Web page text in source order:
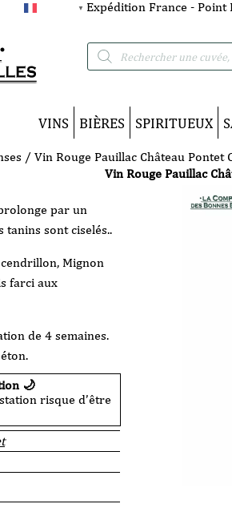
▼ Expédition France -
Recherche
de
VINS BIÈRES SPIRITUEUX
/ Vin Rouge Pauillac Château Pontet
Vin Rouge Pauillac
par un
tanins sont ciselés..
Mignon
farci aux
de 4 semaines.
🌙
risque d’être